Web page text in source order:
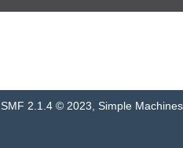
SMF 2.1.4 © 2023 Simple Machines